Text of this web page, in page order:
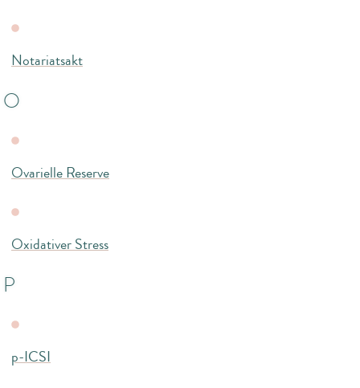
Notariatsakt
O
Ovarielle Reserve
Oxidativer Stress
P
p-ICSI